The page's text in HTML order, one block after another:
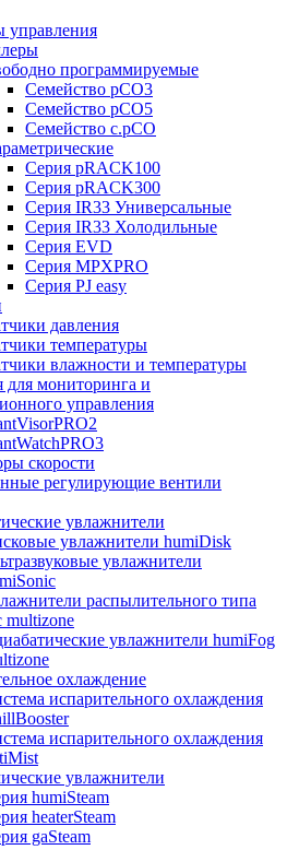
управления
программируемые
Семейство pCO3
Семейство pCO5
Семейство c.pCO
Серия pRACK100
Серия pRACK300
Серия IR33 Универсальные
Серия IR33 Холодильные
Серия EVD
Серия MPXPRO
Серия PJ easy
давления
температуры
влажности и температуры
для мониторинга и
управления
скорости
регулирующие вентили
увлажнители
увлажнители humiDisk
увлажнители
распылительного типа
multizone
увлажнители humiFog
охлаждение
испарительного охлаждения
испарительного охлаждения
увлажнители
humiSteam
heaterSteam
gaSteam